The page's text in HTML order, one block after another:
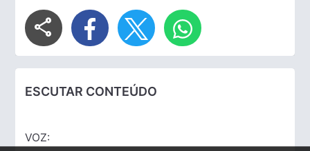
share
ESCUTAR CONTEÚDO
VOZ: